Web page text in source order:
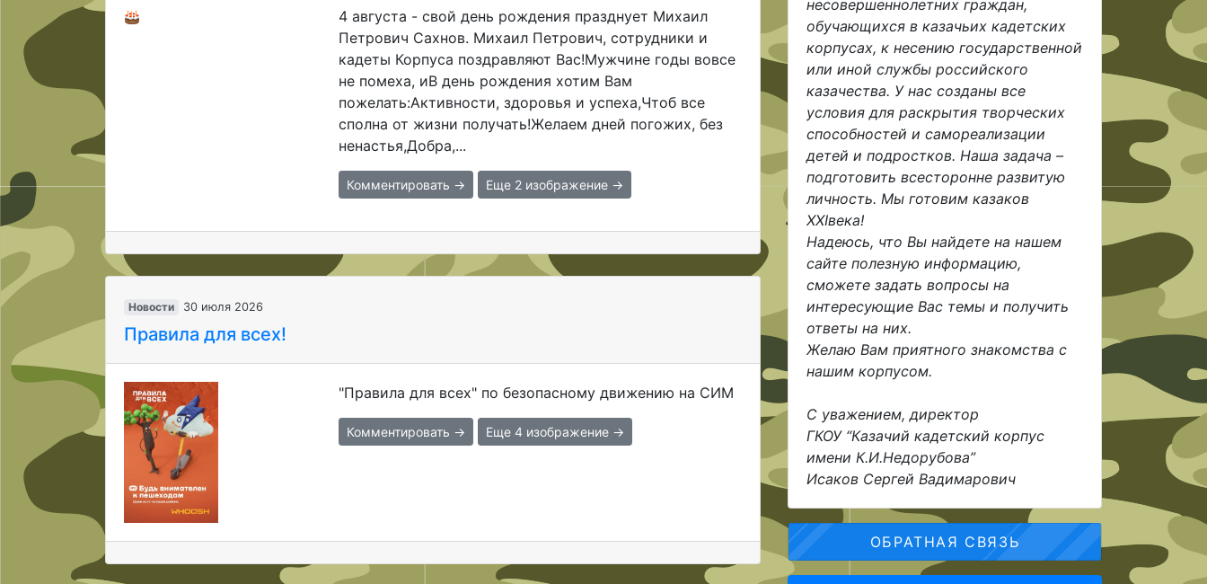
4 августа - свой день рождения празднует Михаил
Петрович Сахнов. Михаил Петрович, сотрудники и
кадеты Корпуса поздравляют Вас!Мужчине годы вовсе
не помеха, иВ день рождения хотим Вам
пожелать:Активности, здоровья и успеха,Чтоб все
сполна от жизни получать!Желаем дней погожих, без
ненастья,Добра,...
Комментировать → Еще 2 изображение →
Новости 30 июля 2026
Правила для всех!
"Правила для всех" по безопасному движению на СИМ
Комментировать → Еще 4 изображение →
несовершеннолетних граждан,
обучающихся в казачьих кадетских
корпусах, к несению государственной
или иной службы российского
казачества. У нас созданы все
условия для раскрытия творческих
способностей и самореализации
детей и подростков. Наша задача –
подготовить всесторонне развитую
личность. Мы готовим казаков
XXIвека!
Надеюсь, что Вы найдете на нашем
сайте полезную информацию,
сможете задать вопросы на
интересующие Вас темы и получить
ответы на них.
Желаю Вам приятного знакомства с
нашим корпусом.
С уважением, директор
ГКОУ “Казачий кадетский корпус
имени К.И.Недорубова”
Исаков Сергей Вадимарович
ОБРАТНАЯ СВЯЗЬ